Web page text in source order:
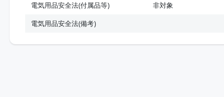
電気用品安全法(付属品等)
非対象
電気用品安全法(備考)